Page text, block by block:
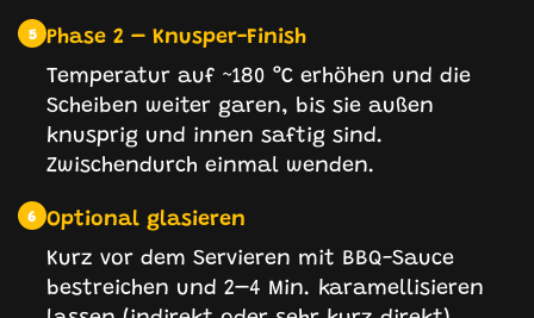
5 Phase 2 – Knusper-Finish
Temperatur auf ~180 °C erhöhen und die
Scheiben weiter garen, bis sie außen
knusprig und innen saftig sind.
Zwischendurch einmal wenden.
6 Optional glasieren
Kurz vor dem Servieren mit BBQ-Sauce
bestreichen und 2–4 Min. karamellisieren